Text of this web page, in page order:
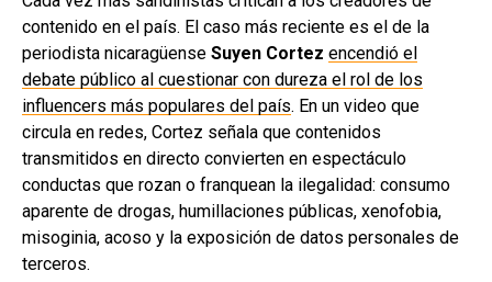
contenido en el país. El caso más reciente es el de la
periodista nicaragüense Suyen Cortez encendió el
debate público al cuestionar con dureza el rol de los
influencers más populares del país. En un video que
circula en redes, Cortez señala que contenidos
transmitidos en directo convierten en espectáculo
conductas que rozan o franquean la ilegalidad: consumo
aparente de drogas, humillaciones públicas, xenofobia,
misoginia, acoso y la exposición de datos personales de
terceros.